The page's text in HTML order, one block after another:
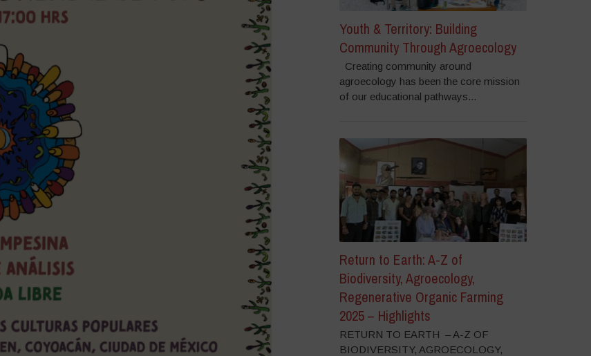
Youth & Territory: Building
Community Through Agroecology
Creating community around
agroecology has been the core mission
of our educational pathways...
Return to Earth: A-Z of
Biodiversity, Agroecology,
Regenerative Organic Farming
2025 – Highlights
RETURN TO EARTH – A-Z OF
BIODIVERSITY, AGROECOLOGY,